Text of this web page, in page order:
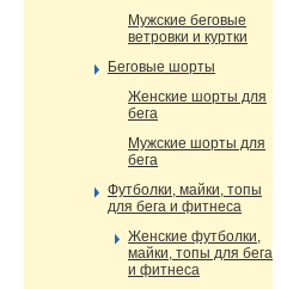
Мужские беговые
ветровки и куртки
Беговые шорты
Женские шорты для
бега
Мужские шорты для
бега
Футболки, майки, топы
для бега и фитнеса
Женские футболки,
майки, топы для бега
и фитнеса